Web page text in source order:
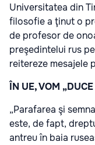
Universitatea din
filosofie a ţinut o
de profesor de
preşedintelui rus
reitereze mesajele
ÎN UE, VOM
„Parafarea şi
este, de fapt,
antreu în baia